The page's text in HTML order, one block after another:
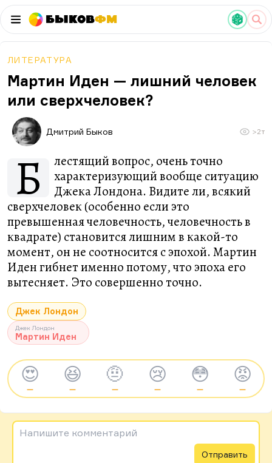
БыковФМ
ЛИТЕРАТУРА
Мартин Иден — лишний человек
или сверхчеловек?
Дмитрий Быков >2т
Б
лестящий вопрос, очень точно
характеризующий вообще ситуацию
Джека Лондона. Видите ли, всякий
сверхчеловек (особенно если это
превышенная человечность, человечность в
квадрате) становится лишним в какой-то
момент, он не соотносится с эпохой. Мартин
Иден гибнет именно потому, что эпоха его
вытесняет. Это совершенно точно.
Джек Лондон
Джек Лондон
Мартин Иден
😍
—
😆
—
🤨
—
😢
—
😳
—
😡
—
Напишите комментарий
Отправить